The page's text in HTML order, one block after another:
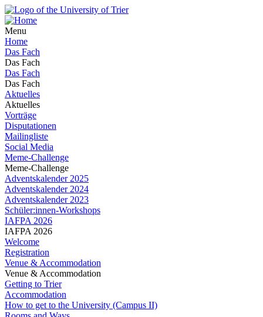
Menu
Home
Das Fach
Das Fach
Das Fach
Das Fach
Aktuelles
Aktuelles
Vorträge
Disputationen
Mailingliste
Social Media
Meme-Challenge
Meme-Challenge
Adventskalender 2025
Adventskalender 2024
Adventskalender 2023
Schüler:innen-Workshops
IAFPA 2026
IAFPA 2026
Welcome
Registration
Venue & Accommodation
Venue & Accommodation
Getting to Trier
Accommodation
How to get to the University (Campus II)